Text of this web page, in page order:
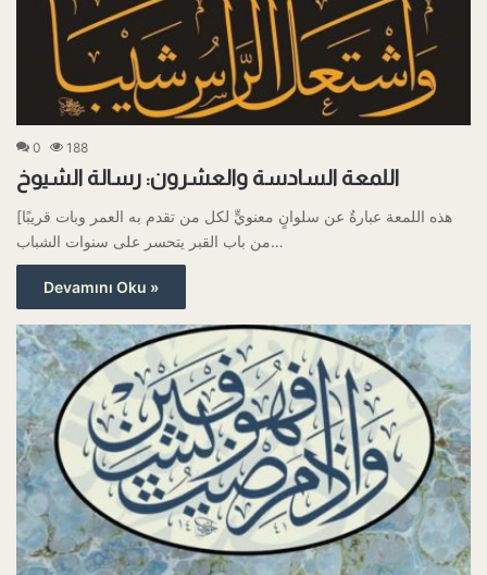
0 188
اللمعة السادسة والعشرون: رسالة الشيوخ
[هذه اللمعة عبارةٌ عن سلوانٍ معنويٍّ لكل من تقدم به العمر وبات قريبًا
من باب القبر يتحسر على سنوات الشباب…
Devamını Oku »